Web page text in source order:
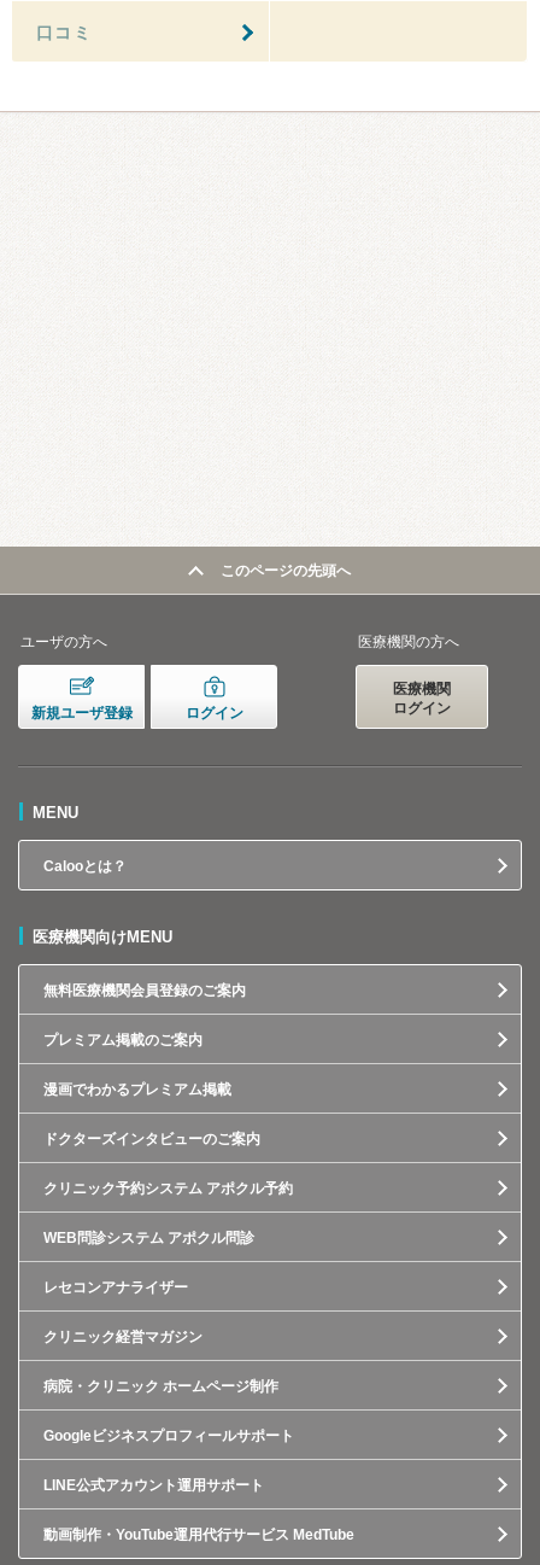
口コミ
このページの先頭へ
ユーザの方へ
新規ユーザ登録 ログイン
医療機関の方へ
医療機関
ログイン
MENU
Calooとは？
医療機関向けMENU
無料医療機関会員登録のご案内
プレミアム掲載のご案内
漫画でわかるプレミアム掲載
ドクターズインタビューのご案内
クリニック予約システム アポクル予約
WEB問診システム アポクル問診
レセコンアナライザー
クリニック経営マガジン
病院・クリニック ホームページ制作
Googleビジネスプロフィールサポート
LINE公式アカウント運用サポート
動画制作・YouTube運用代行サービス MedTube